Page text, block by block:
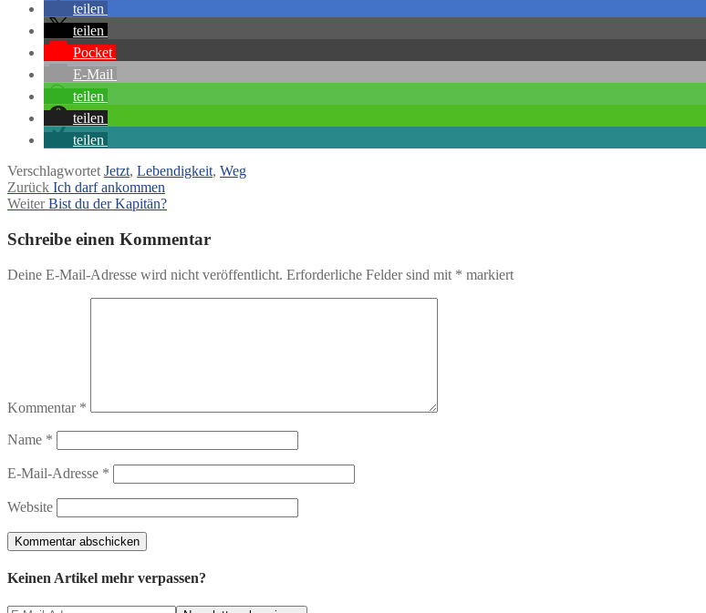
teilen
teilen
Pocket
E-Mail
teilen
teilen
teilen
Verschlagwortet Jetzt, Lebendigkeit, Weg
Beitragsnavigation
Zurück Vorheriger
Beitrag:
Ich darf ankommen
Weiter Nächster
Bist du der Kapitän?
Schreibe einen Kommentar
Deine E-Mail-Adresse wird nicht veröffentlicht. Erforderliche Felder sind mit * markiert
Kommentar *
Name *
E-Mail-Adresse *
Website
Keinen Artikel mehr verpassen?